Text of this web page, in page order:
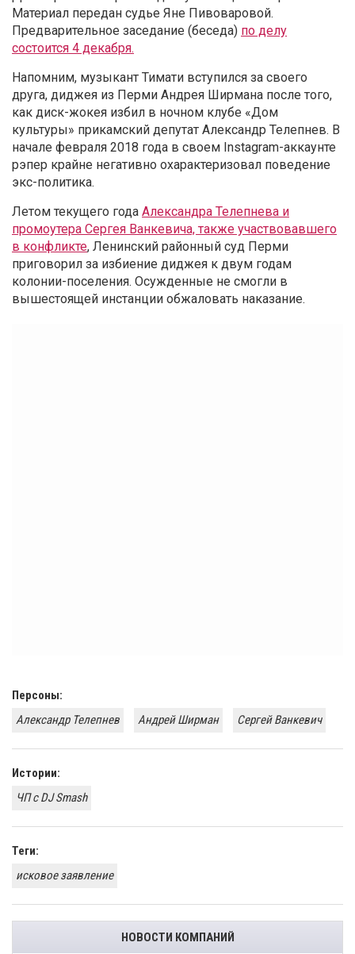
Материал передан судье Яне Пивоваровой.
Предварительное заседание (беседа) по делу
состоится 4 декабря.
Напомним, музыкант Тимати вступился за своего
друга, диджея из Перми Андрея Ширмана после того,
как диск-жокея избил в ночном клубе «Дом
культуры» прикамский депутат Александр Телепнев. В
начале февраля 2018 года в своем Instagram-аккаунте
рэпер крайне негативно охарактеризовал поведение
экс-политика.
Летом текущего года Александра Телепнева и
промоутера Сергея Ванкевича, также участвовавшего
в конфликте, Ленинский районный суд Перми
приговорил за избиение диджея к двум годам
колонии-поселения. Осужденные не смогли в
вышестоящей инстанции обжаловать наказание.
Персоны:
Александр Телепнев
Андрей Ширман ​Сергей Ванкевич
Истории:
ЧП с DJ Smash
Теги:
исковое заявление
НОВОСТИ КОМПАНИЙ